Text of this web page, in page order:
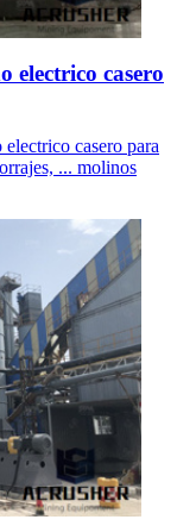
electrico casero
casero para
... molinos